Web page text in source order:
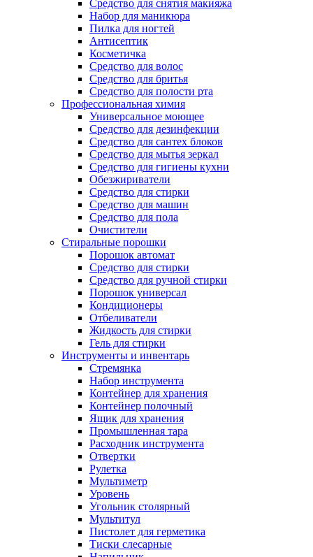
Средство для снятия макияжа
Набор для маникюра
Пилка для ногтей
Антисептик
Косметичка
Средство для волос
Средство для бритья
Средство для полости рта
Профессиональная химия
Универсальное моющее
Средство для дезинфекции
Средство для сантех блоков
Средство для мытья зеркал
Средство для гигиены кухни
Обезжириватели
Средство для стирки
Средство для машин
Средство для пола
Очистители
Стиральные порошки
Порошок автомат
Средство для стирки
Средство для ручной стирки
Порошок универсал
Кондиционеры
Отбеливатели
Жидкость для стирки
Гель для стирки
Инструменты и инвентарь
Стремянка
Набор инструмента
Контейнер для хранения
Контейнер полочный
Ящик для хранения
Промышленная тара
Расходник инструмента
Отвертки
Рулетка
Мультиметр
Уровень
Угольник столярный
Мультитул
Пистолет для герметика
Тиски слесарные